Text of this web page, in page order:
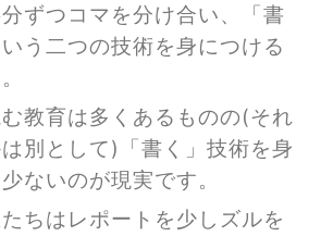
ずつコマを分け合い、「書
う二つの技術を身につける
教育は多くあるものの(それ
別として)「書く」技術を身
ないのが現実です。
ちはレポートを少しズルを